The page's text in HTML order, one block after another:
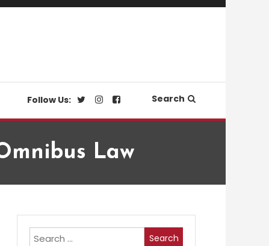
Follow Us: Search
Law
Search